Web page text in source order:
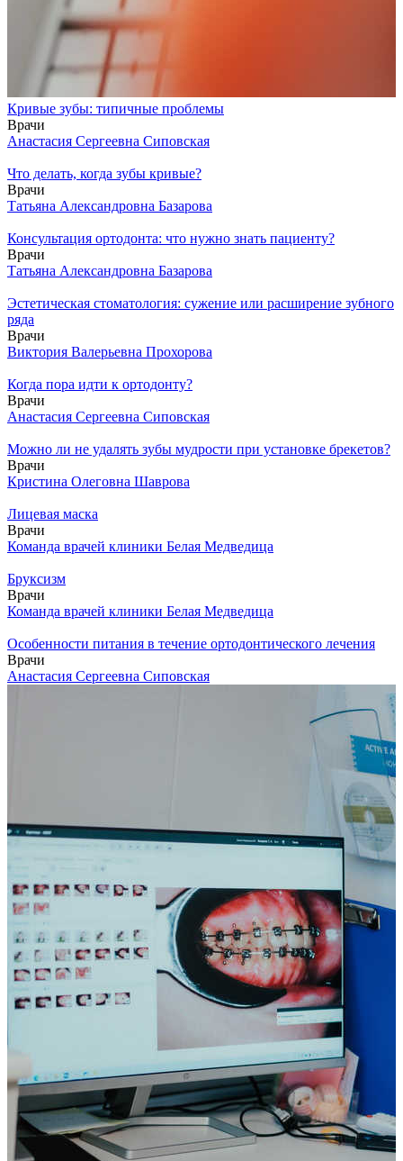
Кривые зубы: типичные проблемы
Врачи
Анастасия Сергеевна Сиповская
Что делать, когда зубы кривые?
Врачи
Татьяна Александровна Базарова
Консультация ортодонта: что нужно знать пациенту?
Врачи
Татьяна Александровна Базарова
Эстетическая стоматология: сужение или расширение зубного
ряда
Врачи
Виктория Валерьевна Прохорова
Когда пора идти к ортодонту?
Врачи
Анастасия Сергеевна Сиповская
Можно ли не удалять зубы мудрости при установке брекетов?
Врачи
Кристина Олеговна Шаврова
Лицевая маска
Врачи
Команда врачей клиники Белая Медведица
Бруксизм
Врачи
Команда врачей клиники Белая Медведица
Особенности питания в течение ортодонтического лечения
Врачи
Анастасия Сергеевна Сиповская